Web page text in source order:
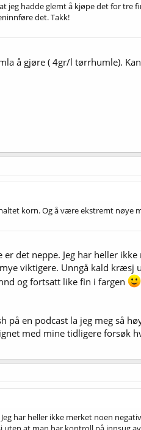
jeg hadde glemt å kjøpe det for tre
det. Takk!
å gjøre ( 4gr/l tørrhumle).
korn. Og å være ekstremt nøye
det neppe. Jeg har heller
viktigere. Unngå kald kræsj
og fortsatt like fin i fargen
på en podcast la jeg meg så
med mine tidligere forsøk
har heller ikke merket noen